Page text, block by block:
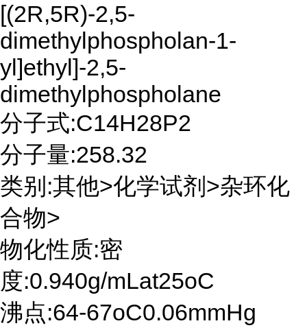
[(2R,5R)-2,5-
dimethylphospholan-1-
yl]ethyl]-2,5-
dimethylphospholane
分子式:C14H28P2
分子量:258.32
类别:其他>化学试剂>杂环化
合物>
物化性质:密
度:0.940g/mLat25oC
沸点:64-67oC0.06mmHg